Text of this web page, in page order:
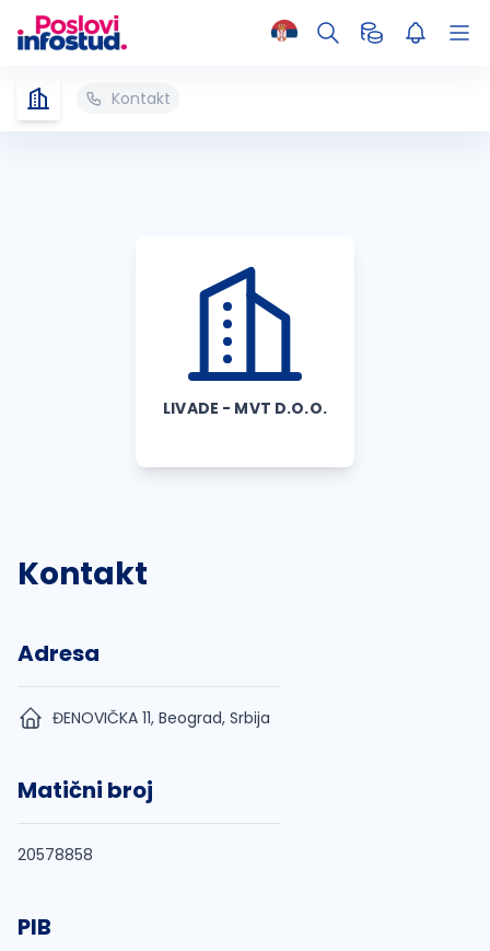
Kontakt
LIVADE - MVT D.O.O.
Kontakt
Adresa
ĐENOVIČKA 11, Beograd, Srbija
Matični broj
20578858
PIB